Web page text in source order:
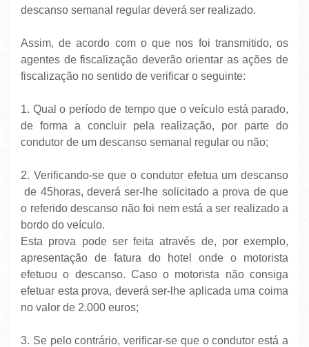
descanso semanal regular deverá ser realizado.
Assim, de acordo com o que nos foi transmitido, os
agentes de fiscalização deverão orientar as ações de
fiscalização no sentido de verificar o seguinte:
1. Qual o período de tempo que o veículo está parado,
de forma a concluir pela realização, por parte do
condutor de um descanso semanal regular ou não;
2. Verificando-se que o condutor efetua um descanso
de 45horas, deverá ser-lhe solicitado a prova de que
o referido descanso não foi nem está a ser realizado a
bordo do veículo.
Esta prova pode ser feita através de, por exemplo,
apresentação de fatura do hotel onde o motorista
efetuou o descanso. Caso o motorista não consiga
efetuar esta prova, deverá ser-lhe aplicada uma coima
no valor de 2.000 euros;
3. Se pelo contrário, verificar-se que o condutor está a